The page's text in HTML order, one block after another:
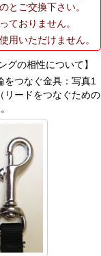
とご交換下さい。
ておりません。
用いただけません。
グの相性について】
をつなぐ金具：写真1
リードをつなぐための